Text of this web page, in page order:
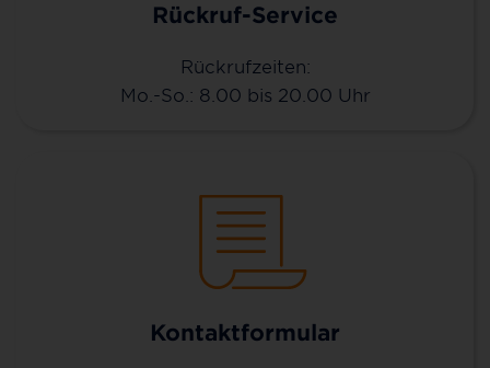
Rückruf-Service
Rückrufzeiten:
Mo.-So.: 8.00 bis 20.00 Uhr
Kontaktformular